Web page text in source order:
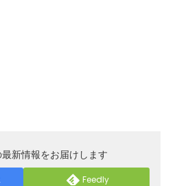
最新情報をお届けします
Feedly